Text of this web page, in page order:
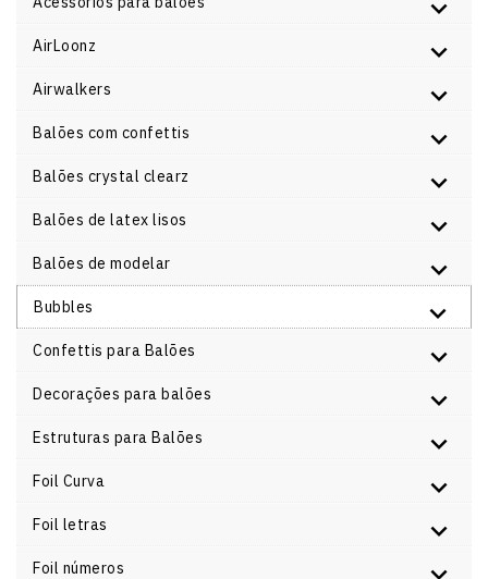
AirLoonz
Airwalkers
Balões com confettis
Balões crystal clearz
Balões de latex lisos
Balões de modelar
Bubbles
Confettis para Balões
Decorações para balões
Estruturas para Balões
Foil Curva
Foil letras
Foil números